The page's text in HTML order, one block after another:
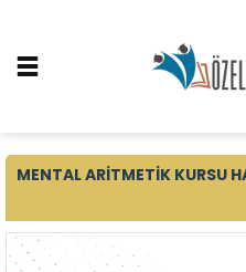
MENTAL ARITMETIK KURSU